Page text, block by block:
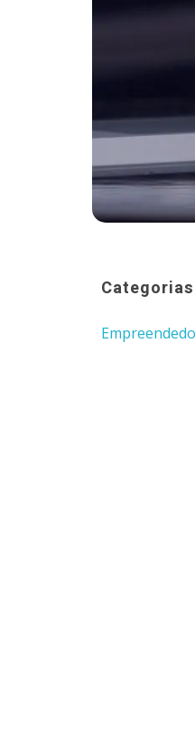
Categorias